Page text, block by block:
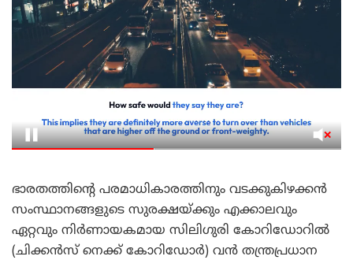
ഭാരതത്തിന്റെ പരമാധികാരത്തിനും വടക്കുകിഴക്കൻ
സംസ്ഥാനങ്ങളുടെ സുരക്ഷയ്ക്കും എക്കാലവും
ഏറ്റവും നിർണായകമായ സിലിഗുരി കോറിഡോറിൽ
(ചിക്കൻസ് നെക്ക് കോറിഡോർ) വൻ തന്ത്രപ്രധാന